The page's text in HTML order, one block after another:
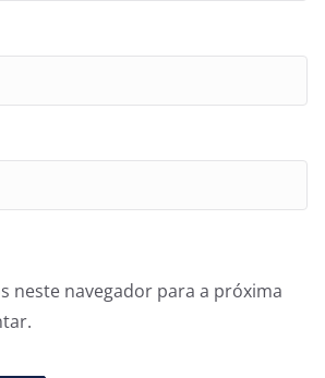
neste navegador para a próxima